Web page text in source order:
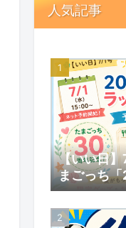
人気記事
【いい日
まごっち
グ」予約
予約情報